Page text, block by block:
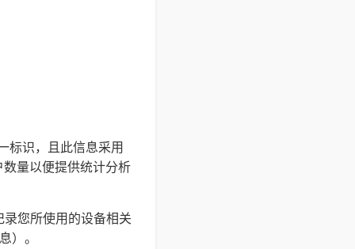
标识，且此信息采用
量以便提供统计分析
您所使用的设备相关
）。